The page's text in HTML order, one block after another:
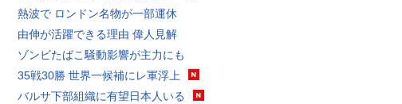
熱波で ロンドン名物が一部運休
由伸が活躍できる理由 偉人見解
ゾンビたばこ騒動影響が主力にも
35戦30勝 世界一候補にレ軍浮上
バルサ下部組織に有望日本人いる